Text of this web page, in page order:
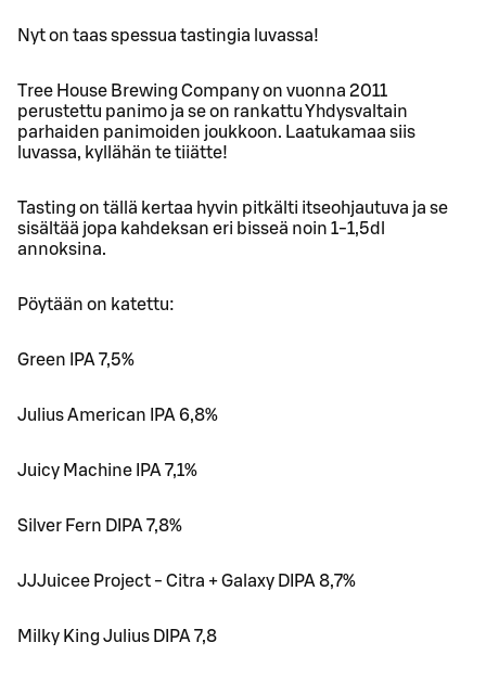
Nyt on taas spessua tastingia luvassa!
Tree House Brewing Company on vuonna 2011
perustettu panimo ja se on rankattu Yhdysvaltain
parhaiden panimoiden joukkoon. Laatukamaa siis
luvassa, kyllähän te tiiätte!
Tasting on tällä kertaa hyvin pitkälti itseohjautuva ja se
sisältää jopa kahdeksan eri bisseä noin 1-1,5dl
annoksina.
Pöytään on katettu:
Green IPA 7,5%
Julius American IPA 6,8%
Juicy Machine IPA 7,1%
Silver Fern DIPA 7,8%
JJJuicee Project - Citra + Galaxy DIPA 8,7%
Milky King Julius DIPA 7,8